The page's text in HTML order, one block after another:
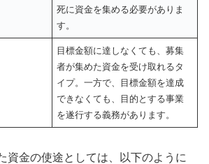
死に資金を集める必要がありま
す。
目標金額に達しなくても、募集
者が集めた資金を受け取れるタ
イプ。一方で、目標金額を達成
できなくても、目的とする事業
を遂行する義務があります。
資金の使途としては、以下のように